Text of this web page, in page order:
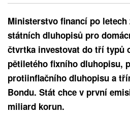
Ministerstvo financí po
státních dluhopisů pro
čtvrtka investovat do tří typů
pětiletého fixního dluhopisu,
protiinflačního dluhopisu a
Bondu. Stát chce v první
miliard korun.